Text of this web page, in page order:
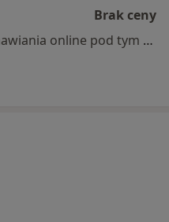
Brak ceny
Specjalista nie oferuje umawiania online pod tym adresem.